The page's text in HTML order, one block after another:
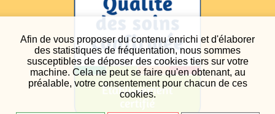
Afin de vous proposer du contenu enrichi et d'élaborer
des statistiques de fréquentation, nous sommes
susceptibles de déposer des cookies tiers sur votre
machine. Cela ne peut se faire qu'en obtenant, au
préalable, votre consentement pour chacun de ces
cookies.